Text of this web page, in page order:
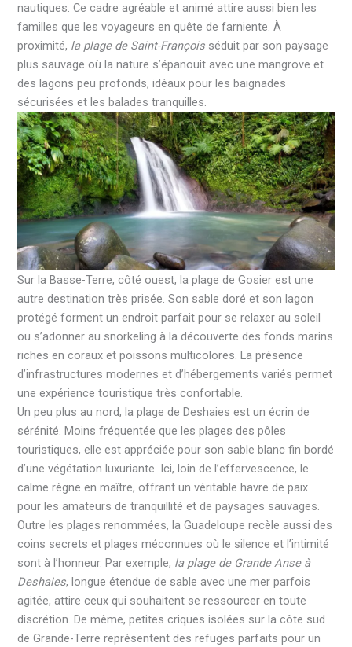
nautiques. Ce cadre agréable et animé attire aussi bien les
familles que les voyageurs en quête de farniente. À
proximité, la plage de Saint-François séduit par son paysage
plus sauvage où la nature s’épanouit avec une mangrove et
des lagons peu profonds, idéaux pour les baignades
sécurisées et les balades tranquilles.
Sur la Basse-Terre, côté ouest, la plage de Gosier est une
autre destination très prisée. Son sable doré et son lagon
protégé forment un endroit parfait pour se relaxer au soleil
ou s’adonner au snorkeling à la découverte des fonds marins
riches en coraux et poissons multicolores. La présence
d’infrastructures modernes et d’hébergements variés permet
une expérience touristique très confortable.
Un peu plus au nord, la plage de Deshaies est un écrin de
sérénité. Moins fréquentée que les plages des pôles
touristiques, elle est appréciée pour son sable blanc fin bordé
d’une végétation luxuriante. Ici, loin de l’effervescence, le
calme règne en maître, offrant un véritable havre de paix
pour les amateurs de tranquillité et de paysages sauvages.
Outre les plages renommées, la Guadeloupe recèle aussi des
coins secrets et plages méconnues où le silence et l’intimité
sont à l’honneur. Par exemple, la plage de Grande Anse à
Deshaies, longue étendue de sable avec une mer parfois
agitée, attire ceux qui souhaitent se ressourcer en toute
discrétion. De même, petites criques isolées sur la côte sud
de Grande-Terre représentent des refuges parfaits pour un